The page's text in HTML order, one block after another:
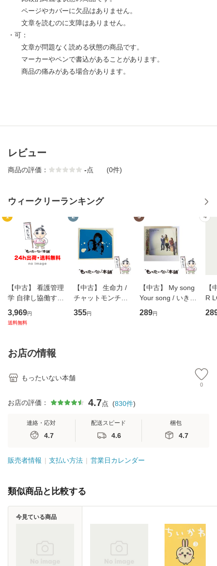
ページやカバーに欠品はありません。
文章を読むのに支障はありません。
・可：
文章が問題なく読める状態の商品です。
マーカーやペンで書込があることがあります。
商品の痛みがある場合があります。
レビュー
商品の評価： -点 (0件)
ウィークリーランキング
1
【中古】 看護管理
学 自律し協働する
専門職の看護マネ
ジメントスキル 改
恵 藤本幸三 / 南江
堂 [単行
3,969円
送料無料
2
【中古】 生命力 /
チャットモンチー /
キューンレコード
[CD]【メール便送
355円
3
【中古】 My song
Your song / いきも
のがかり / [CD]
【メール便送料無
289円
4
【
R
産
お店の情報
もったいない本舗
0
お店の評価： 4.7点 (830件)
連絡・応対
4.7
配送スピード
4.6
梱包
4.7
販売者情報 支払い方法 営業日カレンダー
類似商品と比較する
今見ている商品